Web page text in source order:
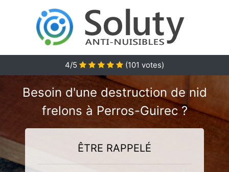
4/5 (101 votes)
Besoin d'une destruction de nid
frelons à Perros-Guirec ?
ÊTRE RAPPELÉ